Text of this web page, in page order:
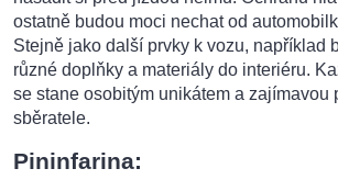
ostatně budou moci nechat od
Stejně jako další prvky k vozu, například
různé doplňky a materiály do interiéru.
se stane osobitým unikátem a zajímavou
sběratele.
Pininfarina: